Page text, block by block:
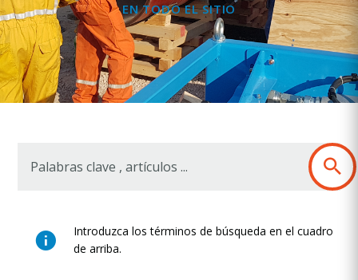
EN TODO EL SITIO
Introduzca los términos de búsqueda en el cuadro
de arriba.